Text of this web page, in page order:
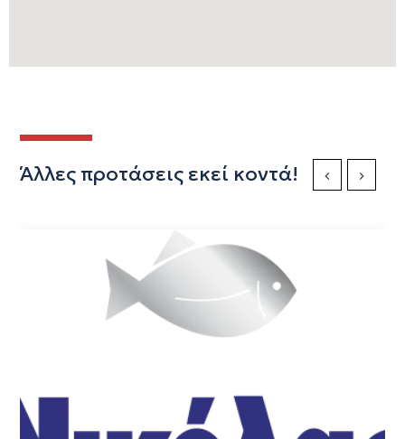
Άλλες προτάσεις εκεί κοντά! Previous Slide
Next